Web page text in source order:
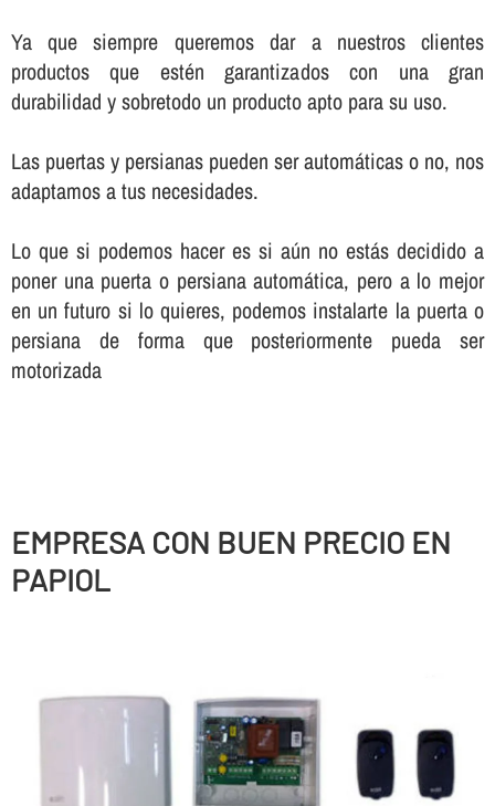
Ya que siempre queremos dar a nuestros clientes
productos que estén garantizados con una gran
durabilidad y sobretodo un producto apto para su uso.
Las puertas y persianas pueden ser automáticas o no, nos
adaptamos a tus necesidades.
Lo que si podemos hacer es si aún no estás decidido a
poner una puerta o persiana automática, pero a lo mejor
en un futuro si lo quieres, podemos instalarte la puerta o
persiana de forma que posteriormente pueda ser
motorizada
EMPRESA CON BUEN PRECIO EN
PAPIOL